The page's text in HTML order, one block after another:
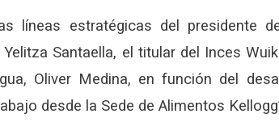
líneas estratégicas del presidente
Santaella, el titular del Inces
Oliver Medina, en función del
desde la Sede de Alimentos